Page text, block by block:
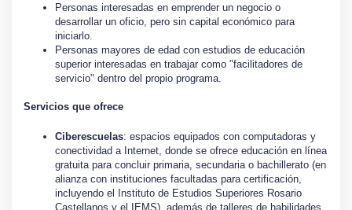
Personas interesadas en emprender un negocio o
desarrollar un oficio, pero sin capital económico para
iniciarlo.
Personas mayores de edad con estudios de educación
superior interesadas en trabajar como "facilitadores de
servicio" dentro del propio programa.
Servicios que ofrece
Ciberescuelas: espacios equipados con computadoras y
conectividad a Internet, donde se ofrece educación en línea
gratuita para concluir primaria, secundaria o bachillerato (en
alianza con instituciones facultadas para certificación,
incluyendo el Instituto de Estudios Superiores Rosario
Castellanos y el IEMS), además de talleres de habilidades